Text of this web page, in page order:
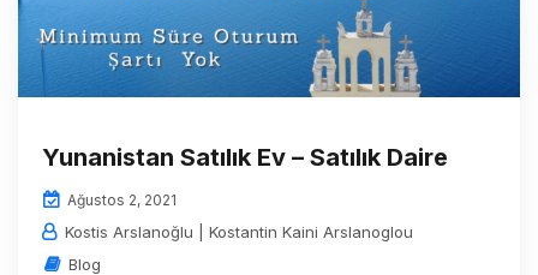
Yunanistan Satılık Ev – Satılık Daire
Ağustos 2, 2021
Kostis Arslanoğlu | Kostantin Kaini Arslanoglou
Blog